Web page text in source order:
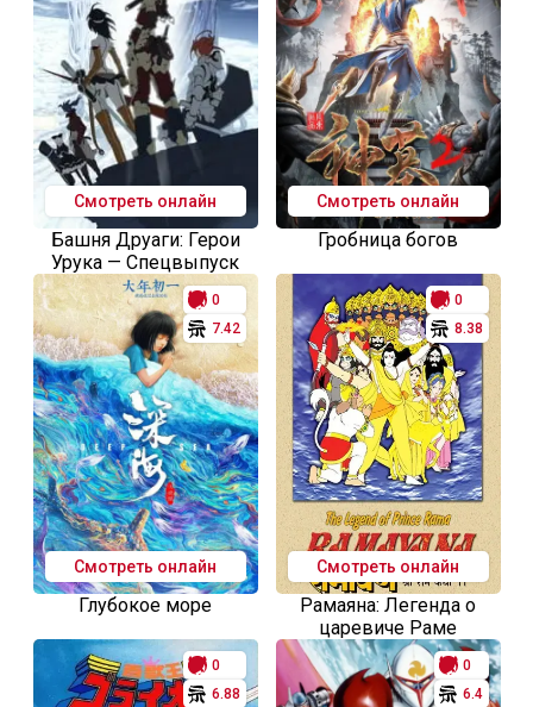
Смотреть онлайн
Башня Друаги: Герои
Урука — Спецвыпуск
Смотреть онлайн
Гробница богов
0
7.42
Смотреть онлайн
Глубокое море
0
8.38
Смотреть онлайн
Рамаяна: Легенда о
царевиче Раме
0
6.88
0
6.4